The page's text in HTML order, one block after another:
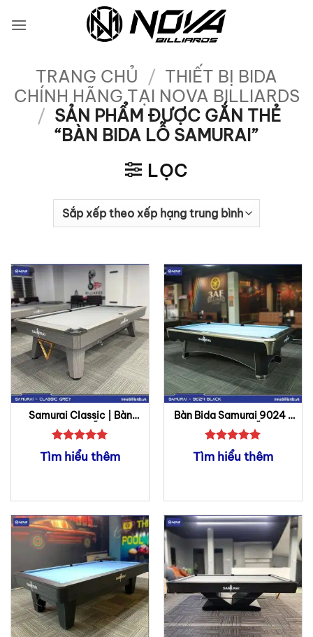
qua
TRANG CHỦ / THIẾT BỊ BIDA
CHÍNH HÃNG TẠI NOVA BILLIARDS
/ SẢN PHẨM ĐƯỢC GẮN THẺ
“BÀN BIDA LỖ SAMURAI”
LỌC
Samurai Classic | Bàn
Bida Lỗ
Được xếp
hạng55
Tìm hiểu thêm
Bàn Bida Samurai 9024 |
Bàn Bida Lỗ
Được xếp
hạng55
Tìm hiểu thêm